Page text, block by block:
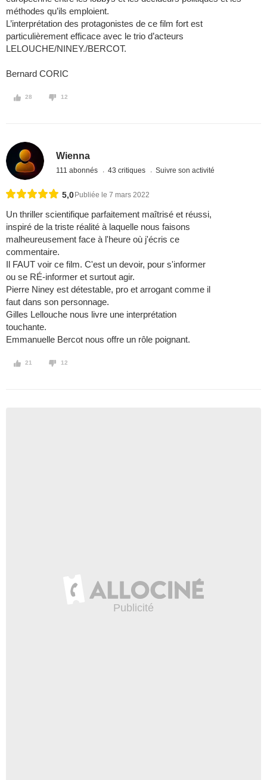
méthodes qu’ils emploient.
L’interprétation des protagonistes de ce film fort est
particulièrement efficace avec le trio d’acteurs
LELOUCHE/NINEY./BERCOT.
Bernard CORIC
28 12
Wienna
111 abonnés 43 critiques Suivre son activité
5,0 Publiée le 7 mars 2022
Un thriller scientifique parfaitement maîtrisé et réussi,
inspiré de la triste réalité à laquelle nous faisons
malheureusement face à l'heure où j'écris ce
commentaire.
Il FAUT voir ce film. C'est un devoir, pour s'informer
ou se RÉ-informer et surtout agir.
Pierre Niney est détestable, pro et arrogant comme il
faut dans son personnage.
Gilles Lellouche nous livre une interprétation
touchante.
Emmanuelle Bercot nous offre un rôle poignant.
21 12